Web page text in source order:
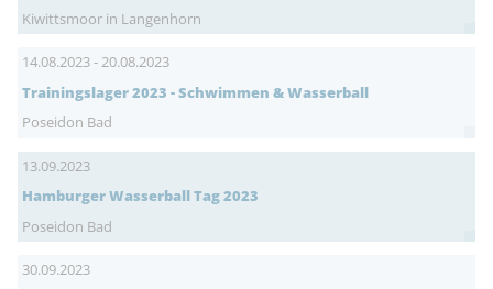
Kiwittsmoor in Langenhorn
14.08.2023 - 20.08.2023
Trainingslager 2023 - Schwimmen & Wasserball
Poseidon Bad
13.09.2023
Hamburger Wasserball Tag 2023
Poseidon Bad
30.09.2023